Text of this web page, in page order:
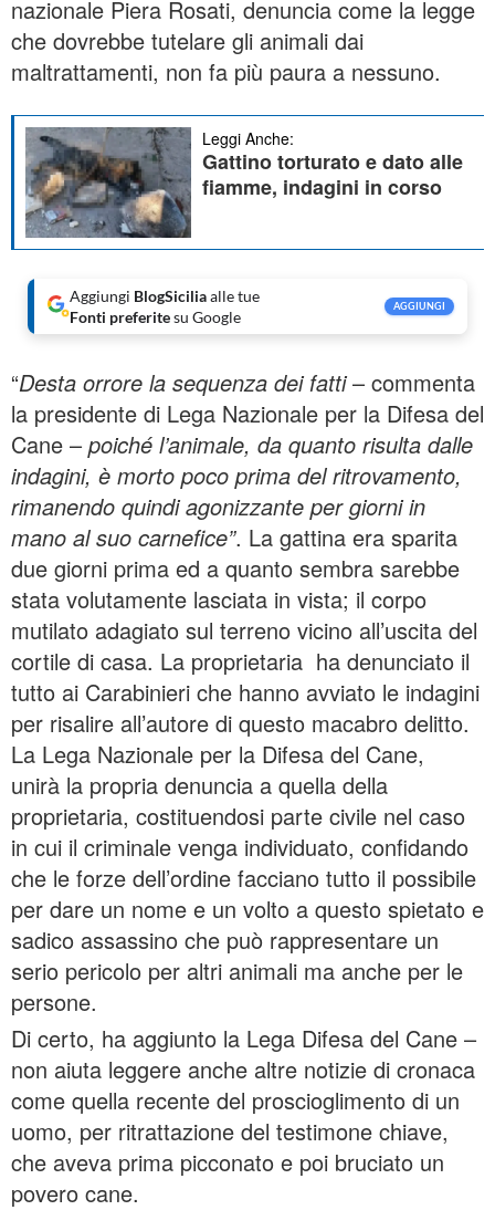
nazionale Piera Rosati, denuncia come la legge
che dovrebbe tutelare gli animali dai
maltrattamenti, non fa più paura a nessuno.
Leggi Anche:
Gattino torturato e dato alle
fiamme, indagini in corso
Aggiungi BlogSiciliaalle tue
Fonti preferitesu Google
AGGIUNGI
“Desta orrore la sequenza dei fatti– commenta
la presidente di Lega Nazionale per la Difesa del
Cane – poiché l’animale, da quanto risulta dalle
indagini, è morto poco prima del ritrovamento,
rimanendo quindi agonizzante per giorni in
mano al suo carnefice”. La gattina era sparita
due giorni prima ed a quanto sembra sarebbe
stata volutamente lasciata in vista; il corpo
mutilato adagiato sul terreno vicino all’uscita del
cortile di casa. La proprietaria ha denunciato il
tutto ai Carabinieri che hanno avviato le indagini
per risalire all’autore di questo macabro delitto.
La Lega Nazionale per la Difesa del Cane,
unirà la propria denuncia a quella della
proprietaria, costituendosi parte civile nel caso
in cui il criminale venga individuato, confidando
che le forze dell’ordine facciano tutto il possibile
per dare un nome e un volto a questo spietato e
sadico assassino che può rappresentare un
serio pericolo per altri animali ma anche per le
persone.
Di certo, ha aggiunto la Lega Difesa del Cane –
non aiuta leggere anche altre notizie di cronaca
come quella recente del proscioglimento di un
uomo, per ritrattazione del testimone chiave,
che aveva prima picconato e poi bruciato un
povero cane.